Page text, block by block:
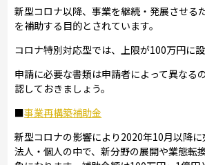
新型コロナ以降、事業を継続・発展させる
を補助する目的とされています。
コロナ特別対応型では、上限が100万円に設
申請に必要な書類は申請者によって異なる
認しておきましょう。
■事業再構築補助金
新型コロナの影響により2020年10月以降
法人・個人の中で、新分野の展開や業態転